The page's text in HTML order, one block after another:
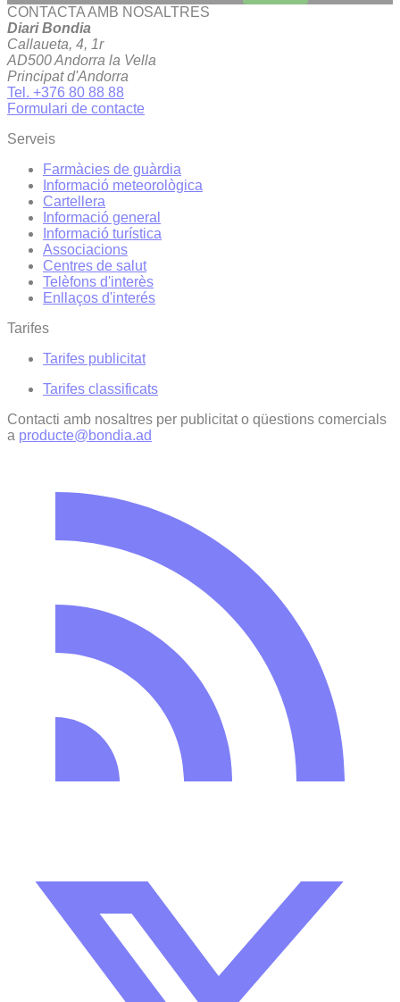
CONTACTA AMB NOSALTRES
Diari Bondia
Callaueta, 4, 1r
AD500 Andorra la Vella
Principat d'Andorra
Tel. +376 80 88 88
Formulari de contacte
Serveis
Farmàcies de guàrdia
Informació meteorològica
Cartellera
Informació general
Informació turística
Associacions
Centres de salut
Telèfons d'interès
Enllaços d'interés
Tarifes
Tarifes publicitat
Tarifes classificats
Contacti amb nosaltres per publicitat o qüestions comercials
a producte@bondia.ad